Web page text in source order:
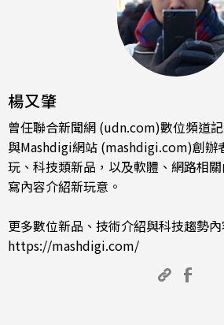
楊又肇
曾任聯合新聞網 (udn.com)數位頻道
與Mashdigi網站 (mashdigi.com)創辦
玩、科技類新品，以及軟體、網路相
寫內容介紹新玩意。
更多數位新品、技術介紹與科技趨勢內
https://mashdigi.com/